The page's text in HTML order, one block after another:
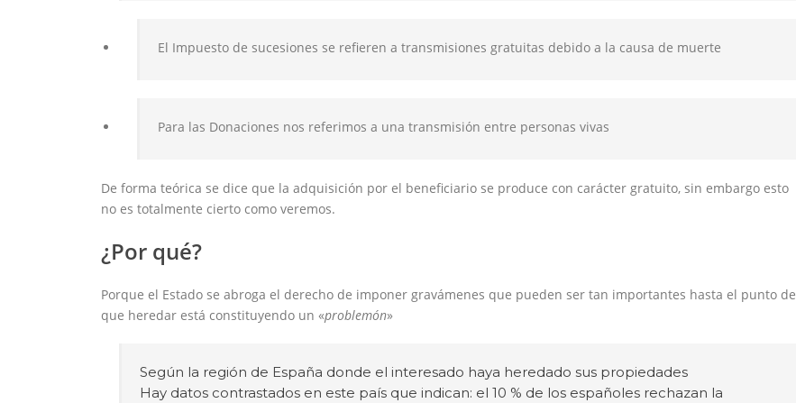
El Impuesto de sucesiones se refieren a transmisiones gratuitas debido a la causa de muerte
Para las Donaciones nos referimos a una transmisión entre personas vivas
De forma teórica se dice que la adquisición por el beneficiario se produce con carácter gratuito, sin embargo esto
no es totalmente cierto como veremos.
¿Por qué?
Porque el Estado se abroga el derecho de imponer gravámenes que pueden ser tan importantes hasta el punto de
que heredar está constituyendo un «problemón»
Según la región de España donde el interesado haya heredado sus propiedades
Hay datos contrastados en este país que indican: el 10 % de los españoles rechazan la